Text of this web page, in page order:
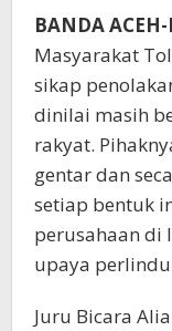
BANDA
Masyarakat
sikap
dinilai masih
rakyat.
gentar dan
setiap bentuk
perusahaan di
upaya
Juru Bicara